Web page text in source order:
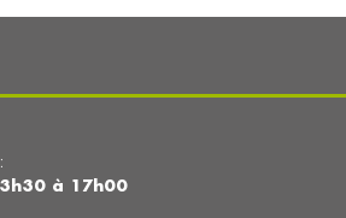
à 17h00